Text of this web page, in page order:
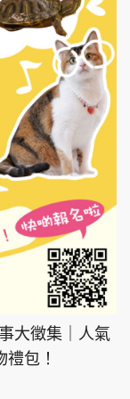
大徵集｜人氣
包！